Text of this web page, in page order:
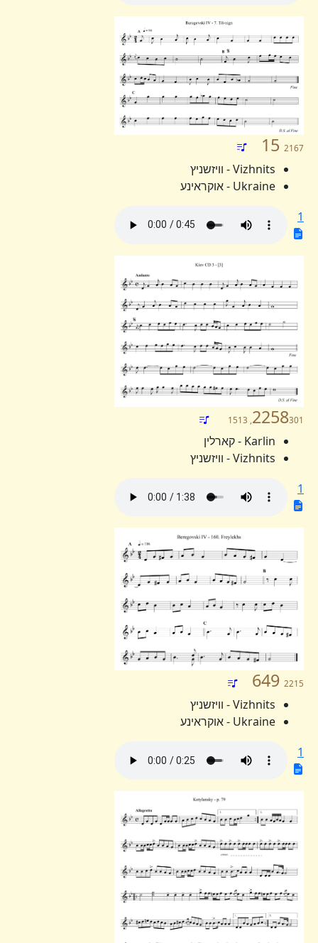
15 2167
Vizhnits - וויזשניץ
Ukraine - אוקראינע
2258
Karlin - קארלין
Vizhnits - וויזשניץ
649 2215
Vizhnits - וויזשניץ
Ukraine - אוקראינע